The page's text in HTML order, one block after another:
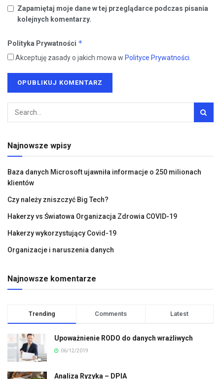
Zapamiętaj moje dane w tej przeglądarce podczas pisania
kolejnych komentarzy.
Polityka Prywatności *
Akceptuję zasady o jakich mowa w Polityce Prywatności
Najnowsze wpisy
Baza danych Microsoft ujawniła informacje o 250 milionach
klientów
Czy należy zniszczyć Big Tech?
Hakerzy vs Światowa Organizacja Zdrowia COVID-19
Hakerzy wykorzystujący Covid-19
Organizacje i naruszenia danych
Najnowsze komentarze
Trending Comments Latest
Upoważnienie RODO do danych wrażliwych
06/12/2019
Analiza Ryzyka – DPIA